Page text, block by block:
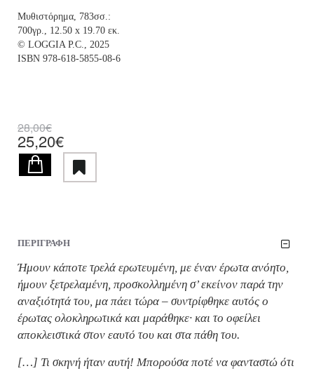
Μυθιστόρημα, 783σσ.:
700γρ., 12.50 x 19.70 εκ.
© LOGGIA P.C., 2025
ISBN 978-618-5855-08-6
25,20€
28,00€
ΠΕΡΙΓΡΑΦΗ
Ήμουν κάποτε τρελά ερωτευμένη, με έναν έρωτα ανόητο,
ήμουν ξετρελαμένη, προσκολλημένη σ’ εκείνον παρά την
αναξιότητά του, μα πάει τώρα – συντρίφθηκε αυτός ο
έρωτας ολοκληρωτικά και μαράθηκε· και το οφείλει
αποκλειστικά στον εαυτό του και στα πάθη του.
[…] Τι σκηνή ήταν αυτή! Μπορούσα ποτέ να φανταστώ ότι